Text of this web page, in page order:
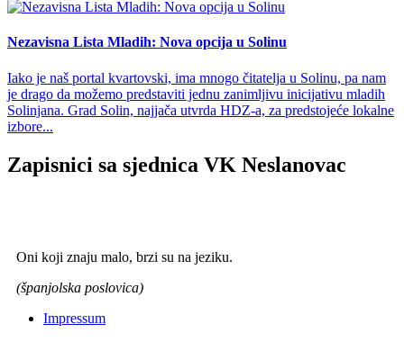
Nezavisna Lista Mladih: Nova opcija u Solinu
Iako je naš portal kvartovski, ima mnogo čitatelja u Solinu, pa nam
je drago da možemo predstaviti jednu zanimljivu inicijativu mladih
Solinjana. Grad Solin, najjača utvrda HDZ-a, za predstojeće lokalne
izbore...
Zapisnici sa sjednica VK Neslanovac
Oni koji znaju malo, brzi su na jeziku.
(španjolska poslovica)
Impressum